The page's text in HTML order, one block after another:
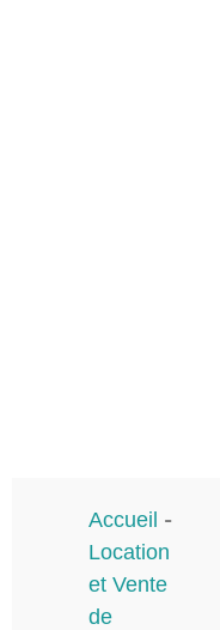
Accueil -
Location
et Vente
de